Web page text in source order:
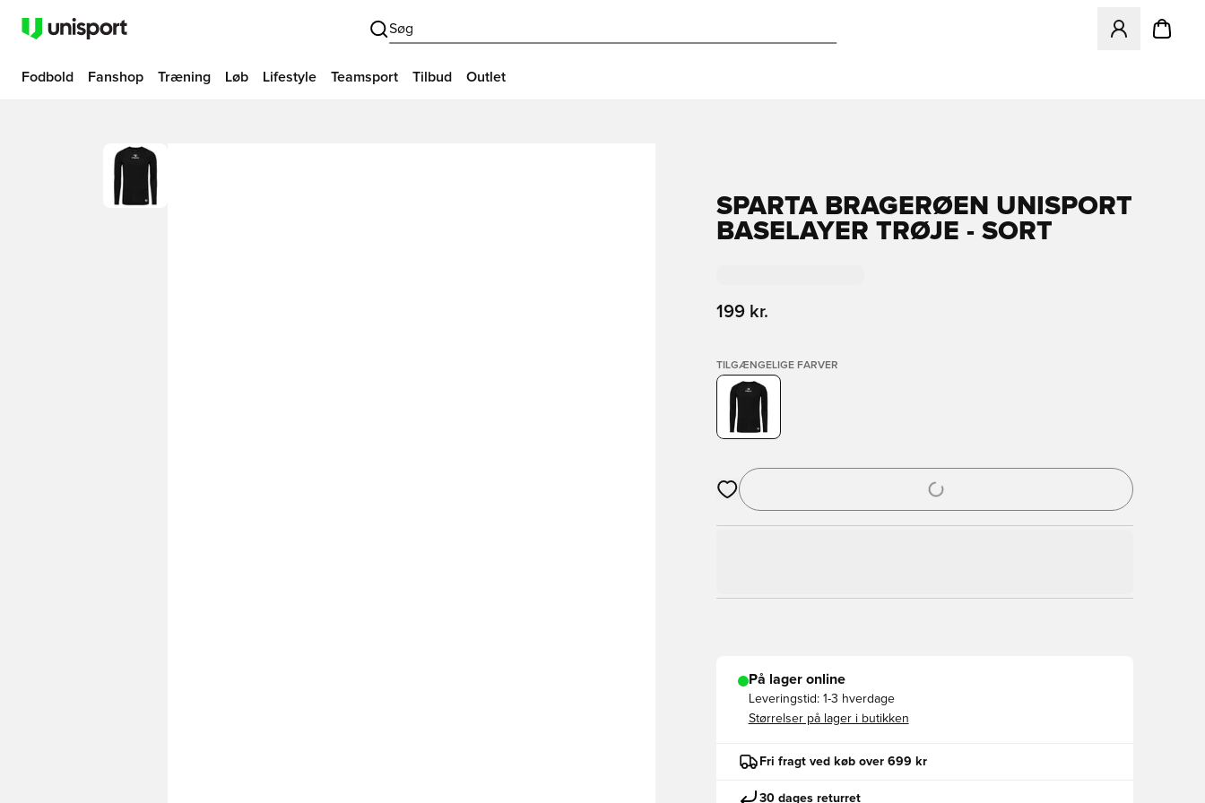
Søg
Åbner en
Fodbold Fanshop Træning Løb Lifestyle Teamsport Tilbud Outlet
SPARTA BRAGERØEN UNISPORT
BASELAYER TRØJE - SORT
199 kr.
TILGÆNGELIGE FARVER
Åbner en Modal til at logge ind eller tilmelde dig som medlem
På lager online
Leveringstid: 1-3 hverdage
Størrelser på lager i butikken
Fri fragt ved køb over 699 kr
30 dages returret